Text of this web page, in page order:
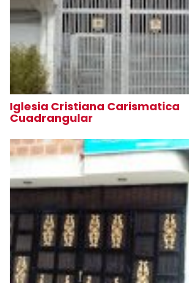
Iglesia Cristiana Carismatica
Cuadrangular